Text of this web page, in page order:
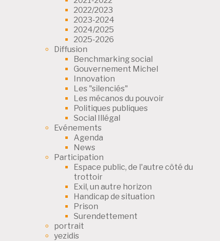
2022/2023
2023-2024
2024/2025
2025-2026
Diffusion
Benchmarking social
Gouvernement Michel
Innovation
Les "silenciés"
Les mécanos du pouvoir
Politiques publiques
Social Illégal
Evénements
Agenda
News
Participation
Espace public, de l'autre côté du
trottoir
Exil, un autre horizon
Handicap de situation
Prison
Surendettement
portrait
yezidis